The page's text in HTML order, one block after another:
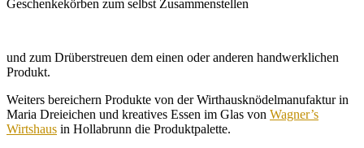
Geschenkekörben zum selbst Zusammenstellen
und zum Drüberstreuen dem einen oder anderen handwerklichen
Produkt.
Weiters bereichern Produkte von der Wirthausknödelmanufaktur in
Maria Dreieichen und kreatives Essen im Glas von Wagner’s
Wirtshaus in Hollabrunn die Produktpalette.